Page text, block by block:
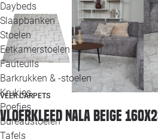
Daybeds
Slaapbanken
Stoelen
Eetkamerstoelen
Fauteuils
Barkrukken & -stoelen
Krukjes
Poefjes
Bureaustoelen
Tafels
VEER CARPETS
Vloerkleed Nala beige